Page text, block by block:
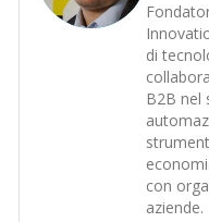
di
B2B nel
con
aziende.